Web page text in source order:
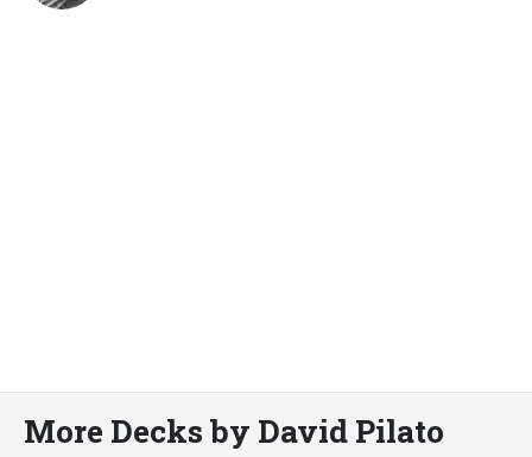
More Decks by David Pilato